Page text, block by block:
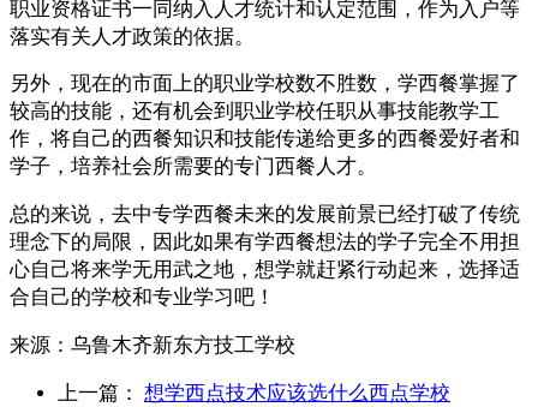
职业资格证书一同纳入人才统计和认定范围，作为入户等
落实有关人才政策的依据。
另外，现在的市面上的职业学校数不胜数，学西餐掌握了
较高的技能，还有机会到职业学校任职从事技能教学工
作，将自己的西餐知识和技能传递给更多的西餐爱好者和
学子，培养社会所需要的专门西餐人才。
总的来说，去中专学西餐未来的发展前景已经打破了传统
理念下的局限，因此如果有学西餐想法的学子完全不用担
心自己将来学无用武之地，想学就赶紧行动起来，选择适
合自己的学校和专业学习吧！
来源： 乌鲁木齐新东方技工学校
上一篇： 想学西点技术应该选什么西点学校